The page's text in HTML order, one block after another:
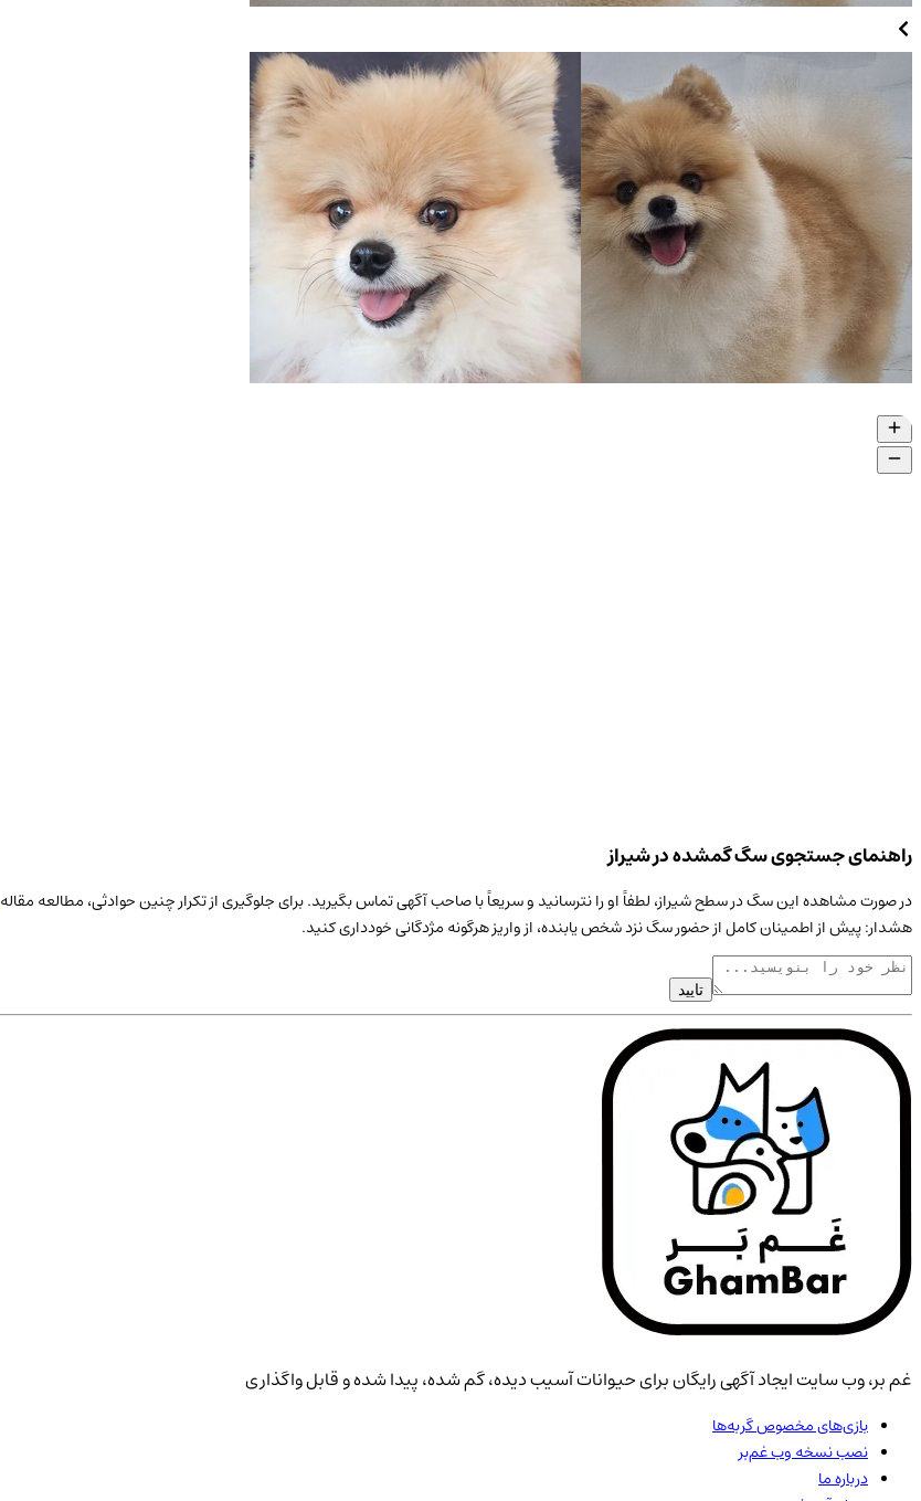
راهنمای جستجوی سگ گمشده در شیراز
در صورت مشاهده اینسگدر سطحشیراز، لطفاً او را نترسانید و سریعاً با صاحب آگهی تماس بگیرید. برای جلوگیری از تکرار چنین حوادثی، مطالعه مقاله
هشدار: پیش از اطمینان کامل از حضورسگنزد شخص یابنده، از واریز هرگونه مژدگانی خودداری کنید.
تایید
غم بر، وب سایت ایجاد آگهی رایگان برای حیوانات آسیب دیده، گم شده، پیدا شده و قابل واگذاری
بازی‌های مخصوص گربه‌ها
نصب نسخه وب غم‌بر
درباره ما